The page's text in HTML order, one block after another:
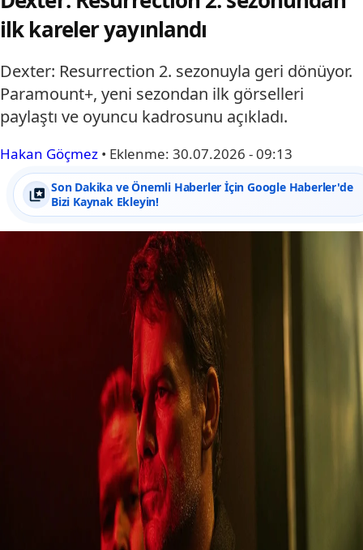
ilk kareler yayınlandı
Dexter: Resurrection 2. sezonuyla geri dönüyor.
Paramount+, yeni sezondan ilk görselleri
paylaştı ve oyuncu kadrosunu açıkladı.
Hakan Göçmez • Eklenme: 30.07.2026 - 09:13
Son Dakika ve Önemli Haberler İçin Google Haberler'de
Bizi Kaynak Ekleyin!